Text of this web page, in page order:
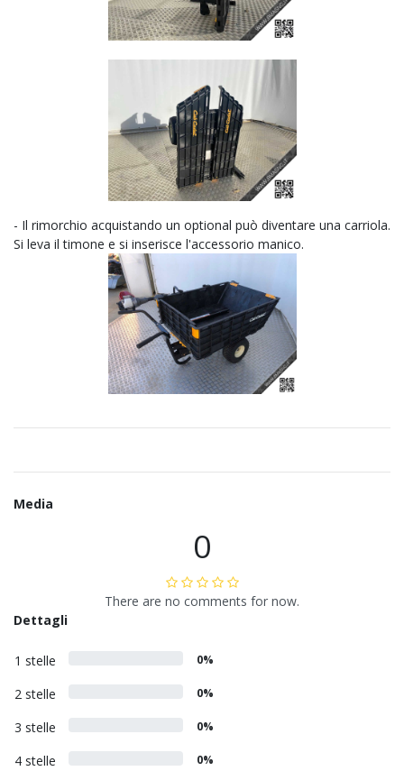
- Il rimorchio acquistando un optional può diventare una carriola.
Si leva il timone e si inserisce l'accessorio manico.
Media
0
There are no comments for now.
Dettagli
1 stelle 0%
2 stelle 0%
3 stelle 0%
4 stelle 0%